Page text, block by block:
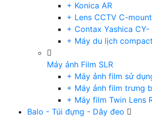
+ Konica AR
+ Lens CCTV C-
+ Contax Yashica
+ Máy du lịch compact
Máy ảnh Film SLR
+ Máy ảnh film sử
+ Máy ảnh film trưng
+ Máy film Twin Lens
Balo - Túi đựng - Dây đeo